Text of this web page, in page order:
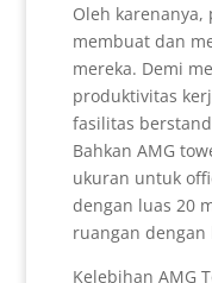
Oleh
membuat dan
mereka. Demi
produktivitas
fasilitas
Bahkan AMG
ukuran untuk
dengan luas 20
ruangan dengan
Kelebihan AMG